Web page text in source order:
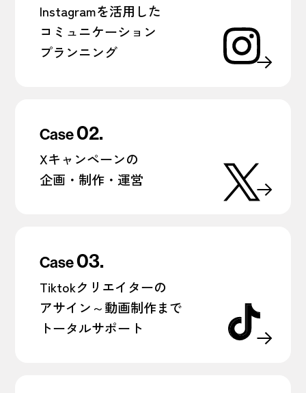
Instagramを活用した
コミュニケーション
プランニング
Case02.
Xキャンペーンの
企画・制作・運営
Case03.
Tiktokクリエイターの
アサイン～動画制作まで
トータルサポート